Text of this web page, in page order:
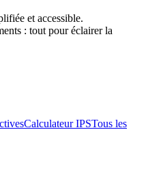
et accessible.
: tout pour éclairer la
Calculateur IPSTous les